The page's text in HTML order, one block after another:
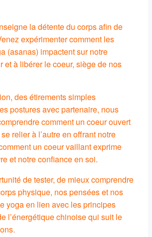
la détente du corps afin de
expérimenter comment les
(asanas) impactent sur notre
et à libérer le coeur, siège de nos
des étirements simples
postures avec partenaire, nous
comment un coeur ouvert
relier à l’autre en offrant notre
un coeur vaillant exprime
et notre confiance en soi.
de tester, de mieux comprendre
physique, nos pensées et nos
yoga en lien avec les principes
l’énergétique chinoise qui suit le